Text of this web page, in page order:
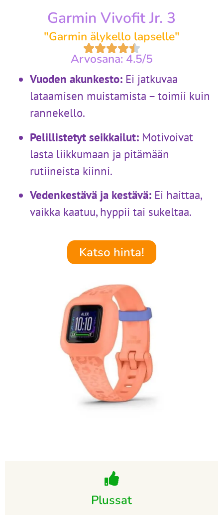
Garmin Vivofit Jr. 3
"Garmin älykello lapselle"
Arvosana: 4.5/5
Vuoden akunkesto: Ei jatkuvaa
lataamisen muistamista – toimii kuin
rannekello.
Pelillistetyt seikkailut: Motivoivat
lasta liikkumaan ja pitämään
rutiineista kiinni.
Vedenkestävä ja kestävä: Ei haittaa,
vaikka kaatuu, hyppii tai sukeltaa.
Katso hinta!
Plussat